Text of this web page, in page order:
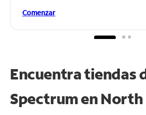
Comenzar
Encuentra tiendas
Spectrum en North